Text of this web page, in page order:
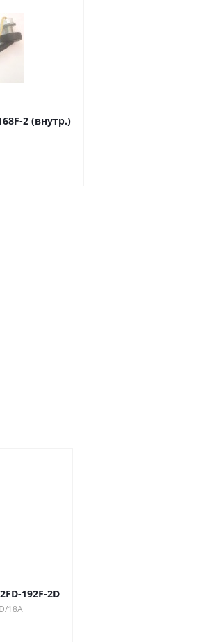
2 (внутр.)
192F-2D
18A